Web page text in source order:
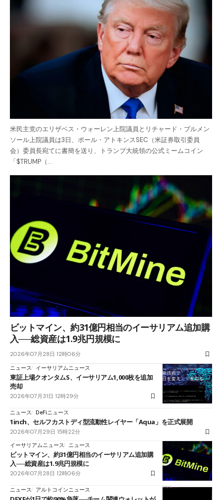
米民主党のエリザベス・ウォーレン上院議員とリチャード・ブルメン
ソール上院議員は3日、ポール・アトキンスSEC（米証券取引委員
会）委員長宛てに書簡を送り、トランプ大統領の公式ミームコイン
「$TRUMP（…
ビットマイン、約31億円相当のイーサリアム追加購
入──総資産は1.9兆円規模に
2026年07月28日 12時06分
ニュース
イーサリアムニュース
東証上場クオンタムS、イーサリアム1,000枚を追加
売却
2026年07月31日 12時29分
ニュース DeFiニュース
1inch、セルフカストディ型流動性レイヤー「Aqua」を正式展開
2026年07月29日 15時22分
イーサリアムニュース
ニュース
ビットマイン、約31億円相当のイーサリアム追加購
入──総資産は1.9兆円規模に
2026年07月28日 12時06分
ニュース アルトコインニュース